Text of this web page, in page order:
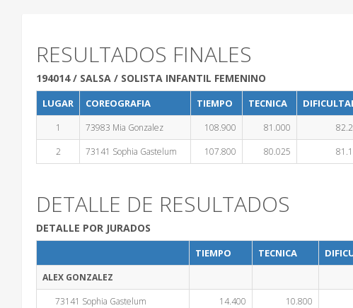
RESULTADOS FINALES
194014 / SALSA / SOLISTA INFANTIL FEMENINO
LUGAR COREOGRAFIA TIEMPO TECNICA
1 73983 Mia Gonzalez 108.900 81.000
2
73141 Sophia Gastelum 107.800 80.025
DETALLE DE RESULTADOS
DETALLE POR JURADOS
TIEMPO TECNICA
ALEX GONZALEZ
73141 Sophia Gastelum
14.400 10.800